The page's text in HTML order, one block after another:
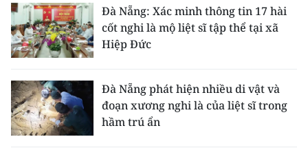
Đà Nẵng: Xác minh thông tin 17 hài
cốt nghi là mộ liệt sĩ tập thể tại xã
Hiệp Đức
Đà Nẵng phát hiện nhiều di vật và
đoạn xương nghi là của liệt sĩ trong
hầm trú ẩn